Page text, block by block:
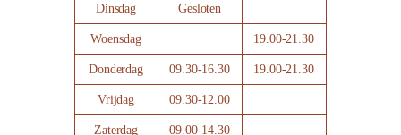
Dinsdag Gesloten
Woensdag 19.00-21.30
Donderdag 09.30-16.30 19.00-21.30
Vrijdag 09.30-12.00
Zaterdag 09.00-14.30